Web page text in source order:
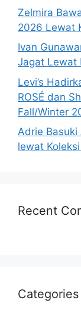
Zelmira
2026 Lewat
Ivan
Jagat Lewat
Levi’s
ROSÉ dan
Fall/Winter
Adrie Basuki
lewat
Recent
Categories